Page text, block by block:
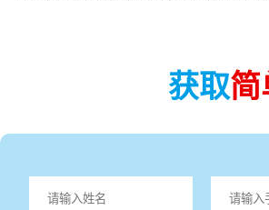
获取简